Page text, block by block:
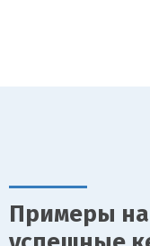
Примеры